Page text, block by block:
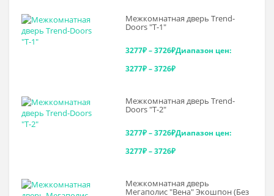
Межкомнатная дверь Trend-
Doоrs "Т-1"
3277₽–3726₽Диапазон цен:
3277₽ – 3726₽
Межкомнатная дверь Trend-
Doоrs "Т-2"
3277₽–3726₽Диапазон цен:
3277₽ – 3726₽
Межкомнатная дверь
Мегаполис "Вена" Экошпон (Без